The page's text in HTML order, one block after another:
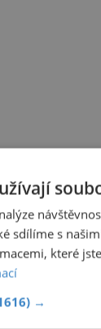
sdílíme s
které
→